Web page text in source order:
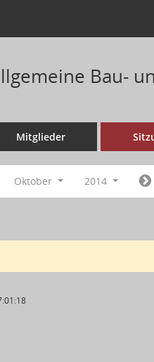
Bau-
Mitglieder
Oktober 2014